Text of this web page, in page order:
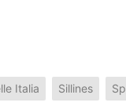
Italia Sillines